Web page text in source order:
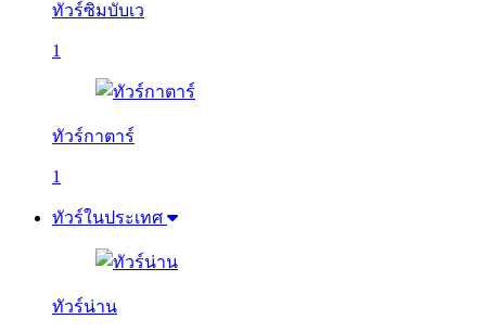
ทัวร์ซิมบับเว
1
ทัวร์กาตาร์
1
ทัวร์ในประเทศ
ทัวร์น่าน